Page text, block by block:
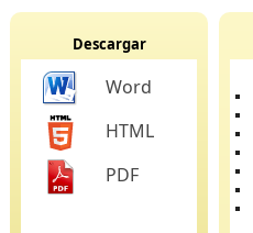
Descargar
Word
HTML
PDF